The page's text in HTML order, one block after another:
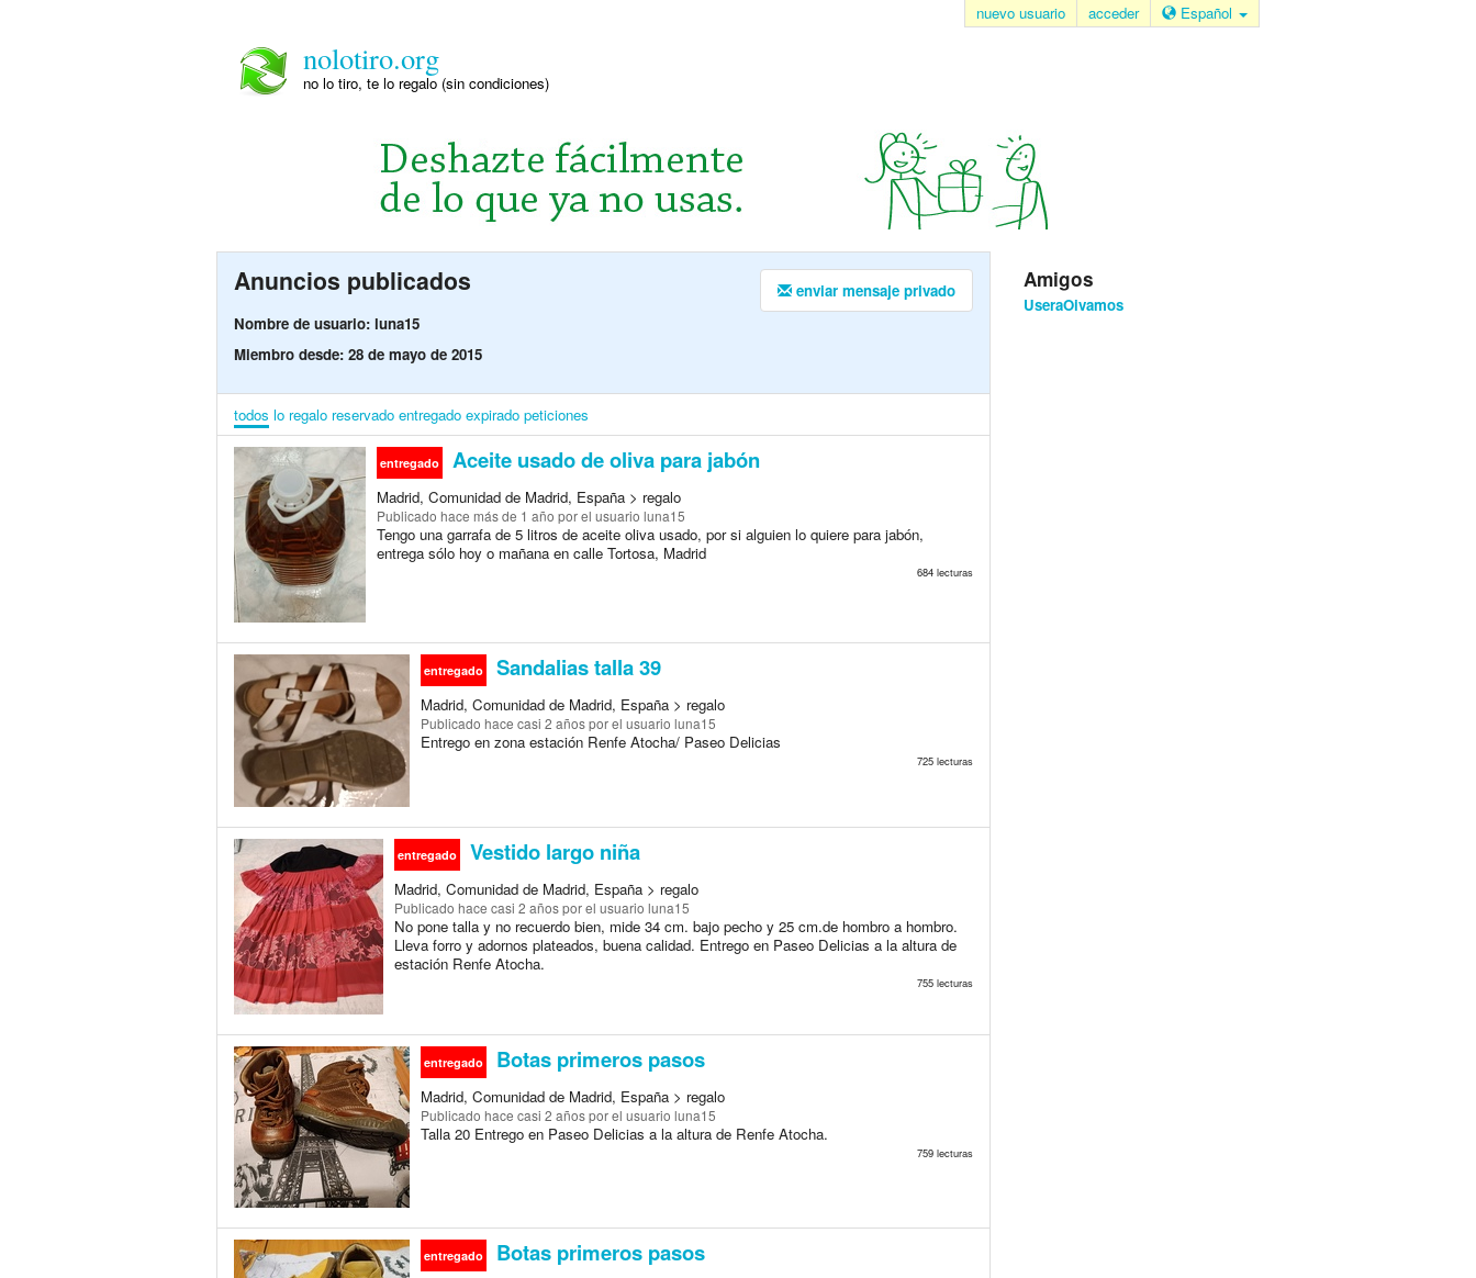
nuevo usuario acceder Español
nolotiro.org
no lo tiro, te lo regalo (sin condiciones)
enviar mensaje privado
Anuncios publicados
Nombre de usuario: luna15
Miembro desde: 28 de mayo de 2015
todos lo regalo reservado entregado expirado peticiones
entregado Aceite usado de oliva para jabón
Madrid, Comunidad de Madrid, España > regalo
Publicado hace más de 1 año por el usuario luna15
Tengo una garrafa de 5 litros de aceite oliva usado, por si alguien lo quiere para jabón,
entrega sólo hoy o mañana en calle Tortosa, Madrid
684 lecturas
entregado Sandalias talla 39
Madrid, Comunidad de Madrid, España > regalo
Publicado hace casi 2 añospor el usuario luna15
Entrego en zona estación Renfe Atocha/ Paseo Delicias
725 lecturas
entregado Vestido largo niña
Madrid, Comunidad de Madrid, España > regalo
Publicado hace casi 2 añospor el usuario luna15
No pone talla y no recuerdo bien, mide 34 cm. bajo pecho y 25 cm.de hombro a hombro.
Lleva forro y adornos plateados, buena calidad. Entrego en Paseo Delicias a la altura de
estación Renfe Atocha.
755 lecturas
entregado Botas primeros pasos
Madrid, Comunidad de Madrid, España > regalo
Publicado hace casi 2 añospor el usuario luna15
Talla 20 Entrego en Paseo Delicias a la altura de Renfe Atocha.
759 lecturas
entregado Botas primeros pasos
Amigos
UseraOivamos